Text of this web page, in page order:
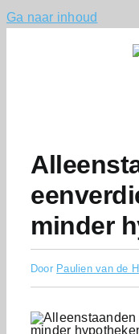
Ga naar inhoud
minder
Door Paulien van de